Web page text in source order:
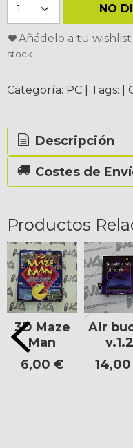
NO
Añádelo a tu wishlist
stock
Categoría: PC Tags:
Descripción
Costes de
Productos
3D Maze
Man
6,00 €
Agotado
Air
v.1.2